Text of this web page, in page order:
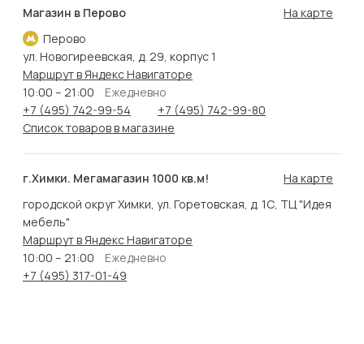
Магазин в Перово
Перово
На карте
ул. Новогиреевская, д. 29, корпус 1
Маршрут в Яндекс Навигаторе
10:00 – 21:00
Ежедневно
+7 (495) 742-99-54
+7 (495) 742-99-80
Список товаров в магазине
г.Химки. Мегамагазин 1000 кв.м!
На карте
городской округ Химки, ул. Горетовская, д. 1С, ТЦ "Идея
мебель"
Маршрут в Яндекс Навигаторе
10:00 – 21:00
Ежедневно
+7 (495) 317-01-49